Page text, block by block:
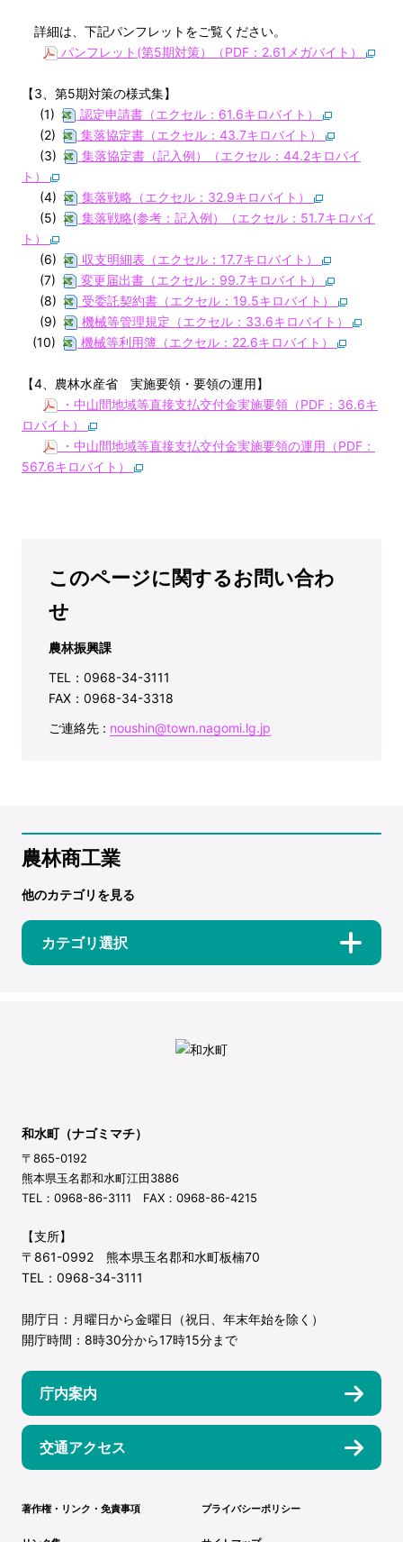
詳細は、下記パンフレットをご覧ください。
パンフレット(第5期対策）（PDF：2.61メガバイト）
【3、第5期対策の様式集】
(1)
認定申請書（エクセル：61.6キロバイト）
(2)
集落協定書（エクセル：43.7キロバイト）
(3)
集落協定書（記入例）（エクセル：44.2キロバイ
ト）
(4)
集落戦略（エクセル：32.9キロバイト）
(5)
集落戦略(参考：記入例）（エクセル：51.7キロバイ
ト）
(6)
収支明細表（エクセル：17.7キロバイト）
(7)
変更届出書（エクセル：99.7キロバイト）
(8)
受委託契約書（エクセル：19.5キロバイト）
(9)
機械等管理規定（エクセル：33.6キロバイト）
(10)
機械等利用簿（エクセル：22.6キロバイト）
【4、農林水産省 実施要領・要領の運用】
・中山間地域等直接支払交付金実施要領（PDF：36.6キ
ロバイト）
・中山間地域等直接支払交付金実施要領の運用（PDF：
567.6キロバイト）
このページに関するお問い合わ
せ
農林振興課
TEL：0968-34-3111
FAX：0968-34-3318
ご連絡先 : noushin@town.nagomi.lg.jp
農林商工業
他のカテゴリを見る
カテゴリ選択
和水町（ナゴミマチ）
〒865-0192
熊本県玉名郡和水町江田3886
TEL：0968-86-3111 FAX：0968-86-4215
【支所】
〒861-0992 熊本県玉名郡和水町板楠70
TEL：0968-34-3111
開庁日：月曜日から金曜日（祝日、年末年始を除く）
開庁時間：8時30分から17時15分まで
庁内案内
交通アクセス
著作権・リンク・免責事項 プライバシーポリシー